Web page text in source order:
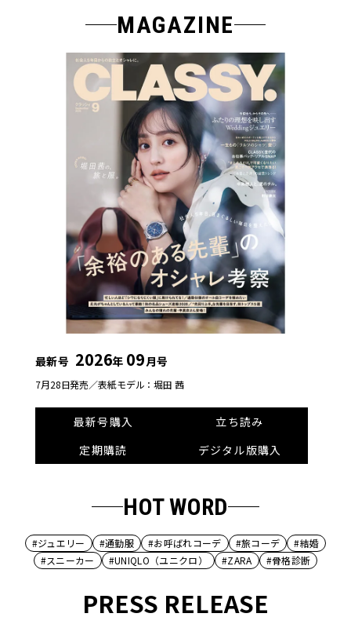
MAGAZINE
最新号 2026年 09月号
7月28日発売／表紙モデル：堀田 茜
最新号購入
立ち読み
定期購読
デジタル版購入
HOT WORD
#ジュエリー #通勤服 #お呼ばれコーデ #旅コーデ
#結婚
#スニーカー
#UNIQLO（ユニクロ） #ZARA #骨格診断
PRESS RELEASE